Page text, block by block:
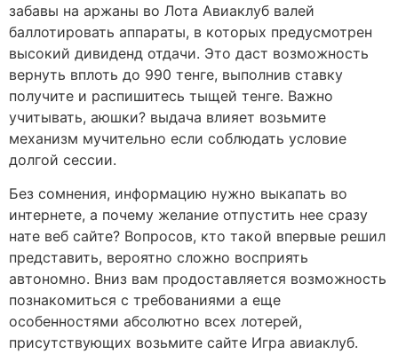
забавы на аржаны во Лота Авиаклуб валей
баллотировать аппараты, в которых предусмотрен
высокий дивиденд отдачи. Это даст возможность
вернуть вплоть до 990 тенге, выполнив ставку
получите и распишитесь тыщей тенге. Важно
учитывать, аюшки? выдача влияет возьмите
механизм мучительно если соблюдать условие
долгой сессии.
Без сомнения, информацию нужно выкапать во
интернете, а почему желание отпустить нее сразу
нате веб сайте? Вопросов, кто такой впервые решил
представить, вероятно сложно восприять
автономно. Вниз вам продоставляется возможность
познакомиться с требованиями а еще
особенностями абсолютно всех лотерей,
присутствующих возьмите сайте Игра авиаклуб.